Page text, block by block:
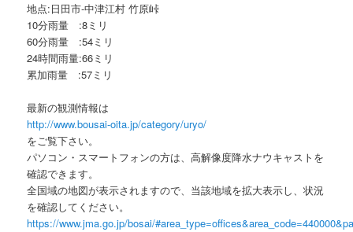
地点:日田市-中津江村 竹原峠
10分雨量 :8ミリ
60分雨量 :54ミリ
24時間雨量:66ミリ
累加雨量 :57ミリ
最新の観測情報は
http://www.bousai-oita.jp/category/uryo/
をご覧下さい。
パソコン・スマートフォンの方は、高解像度降水ナウキャストを
確認できます。
全国域の地図が表示されますので、当該地域を拡大表示し、状況
を確認してください。
https://www.jma.go.jp/bosai/